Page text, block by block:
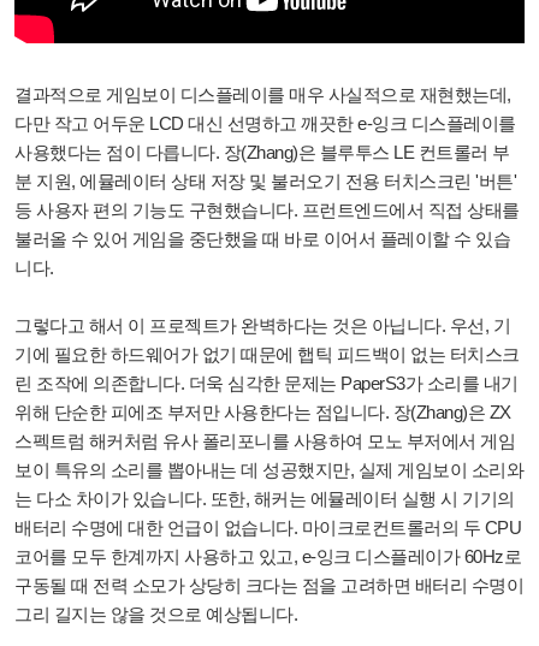
결과적으로 게임보이 디스플레이를 매우 사실적으로 재현했는데,
다만 작고 어두운 LCD 대신 선명하고 깨끗한 e-잉크 디스플레이를
사용했다는 점이 다릅니다. 장(Zhang)은 블루투스 LE 컨트롤러 부
분 지원, 에뮬레이터 상태 저장 및 불러오기 전용 터치스크린 '버튼'
등 사용자 편의 기능도 구현했습니다. 프런트엔드에서 직접 상태를
불러올 수 있어 게임을 중단했을 때 바로 이어서 플레이할 수 있습
니다.
그렇다고 해서 이 프로젝트가 완벽하다는 것은 아닙니다. 우선, 기
기에 필요한 하드웨어가 없기 때문에 햅틱 피드백이 없는 터치스크
린 조작에 의존합니다. 더욱 심각한 문제는 PaperS3가 소리를 내기
위해 단순한 피에조 부저만 사용한다는 점입니다. 장(Zhang)은 ZX
스펙트럼 해커처럼 유사 폴리포니를 사용하여 모노 부저에서 게임
보이 특유의 소리를 뽑아내는 데 성공했지만, 실제 게임보이 소리와
는 다소 차이가 있습니다. 또한, 해커는 에뮬레이터 실행 시 기기의
배터리 수명에 대한 언급이 없습니다. 마이크로컨트롤러의 두 CPU
코어를 모두 한계까지 사용하고 있고, e-잉크 디스플레이가 60Hz로
구동될 때 전력 소모가 상당히 크다는 점을 고려하면 배터리 수명이
그리 길지는 않을 것으로 예상됩니다.